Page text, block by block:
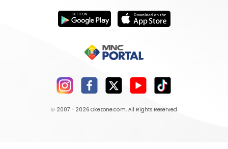
© 2007 - 2026 Okezone.com, All Rights Reserved